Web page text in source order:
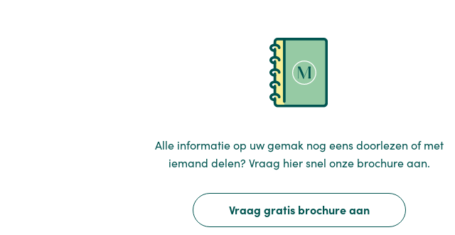
Alle informatie op uw gemak nog eens doorlezen of met
iemand delen? Vraag hier snel onze brochure aan.
Vraag gratis brochure aan